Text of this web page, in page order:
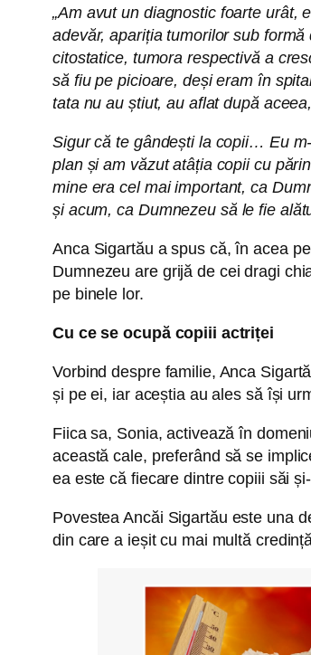
„Am avut un diagnostic foarte urât,
adevăr, apariția tumorilor sub
citostatice, tumora respectivă a
să fiu pe picioare, deși eram în
tata nu au știut, au aflat după
Sigur că te gândești la copii… Eu
plan și am văzut atâția copii cu
mine era cel mai important, ca
și acum, ca Dumnezeu să le fie
Anca Sigartău a spus că, în acea
Dumnezeu are grijă de cei dragi
pe binele lor.
Cu ce se ocupă copiii actriței
Vorbind despre familie, Anca
și pe ei, iar aceștia au ales să își
Fiica sa, Sonia, activează în
această cale, preferând să se
ea este că fiecare dintre copiii săi
Povestea Ancăi Sigartău este una
din care a ieșit cu mai multă